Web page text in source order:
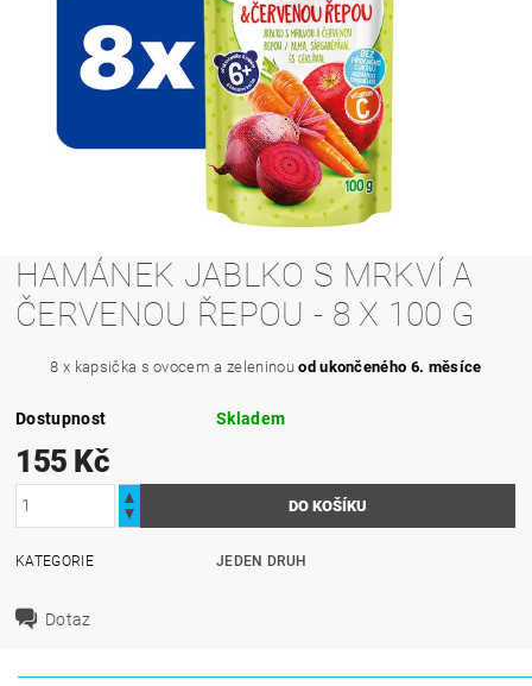
HAMÁNEK JABLKO S MRKVÍ A
ČERVENOU ŘEPOU - 8 X 100 G
8 x kapsička s ovocem a zeleninouod ukončeného 6. měsíce
Dostupnost Skladem
155 Kč
KATEGORIE JEDEN DRUH
Dotaz